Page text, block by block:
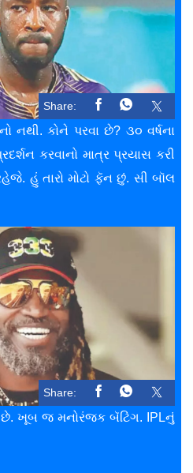
Share:
નથી. કોને પરવા છે? ૩૦ વર્ષના
કરવાનો માત્ર પ્રયાસ કરી
હું તારો મોટો ફૅન છું. સી બૉલ
Share:
છે. ખૂબ જ મનોરંજક બૅટિંગ. IPLનું